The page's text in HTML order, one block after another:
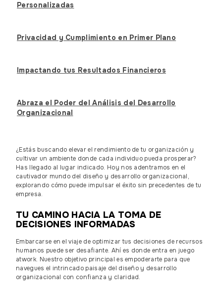
Personalizadas
Privacidad y Cumplimiento en Primer Plano
Impactando tus Resultados Financieros
Abraza el Poder del Análisis del Desarrollo
Organizacional
¿Estás buscando elevar el rendimiento de tu organización y
cultivar un ambiente donde cada individuo pueda prosperar?
Has llegado al lugar indicado. Hoy nos adentramos en el
cautivador mundo del diseño y desarrollo organizacional,
explorando cómo puede impulsar el éxito sin precedentes de tu
empresa.
TU CAMINO HACIA LA TOMA DE
DECISIONES INFORMADAS
Embarcarse en el viaje de optimizar tus decisiones de recursos
humanos puede ser desafiante. Ahí es donde entra en juego
atwork. Nuestro objetivo principal es empoderarte para que
navegues el intrincado paisaje del diseño y desarrollo
organizacional con confianza y claridad.